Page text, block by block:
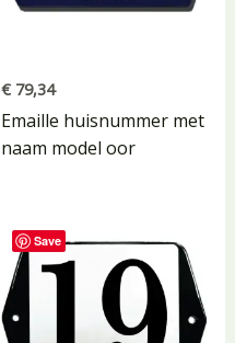
€ 79,34
Emaille huisnummer met
naam model oor
Save